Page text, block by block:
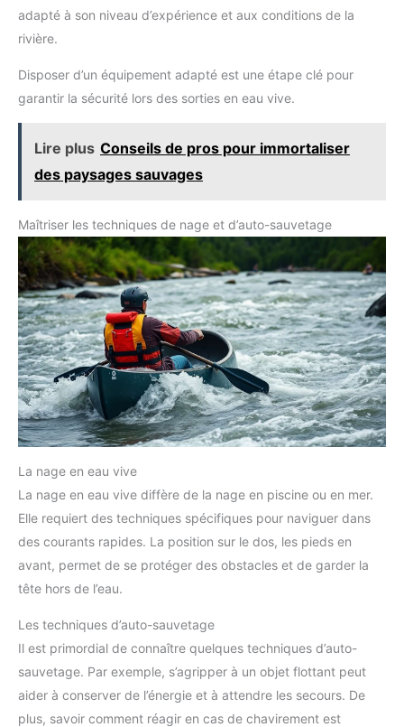
adapté à son niveau d’expérience et aux conditions de la
rivière.
Disposer d’un équipement adapté est une étape clé pour
garantir la sécurité lors des sorties en eau vive.
Lire plus Conseils de pros pour immortaliser
des paysages sauvages
Maîtriser les techniques de nage et d’auto-sauvetage
La nage en eau vive
La nage en eau vive diffère de la nage en piscine ou en mer.
Elle requiert des techniques spécifiques pour naviguer dans
des courants rapides. La position sur le dos, les pieds en
avant, permet de se protéger des obstacles et de garder la
tête hors de l’eau.
Les techniques d’auto-sauvetage
Il est primordial de connaître quelques techniques d’auto-
sauvetage. Par exemple, s’agripper à un objet flottant peut
aider à conserver de l’énergie et à attendre les secours. De
plus, savoir comment réagir en cas de chavirement est